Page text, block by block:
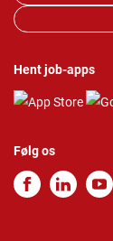
Hent job-apps
Følg os